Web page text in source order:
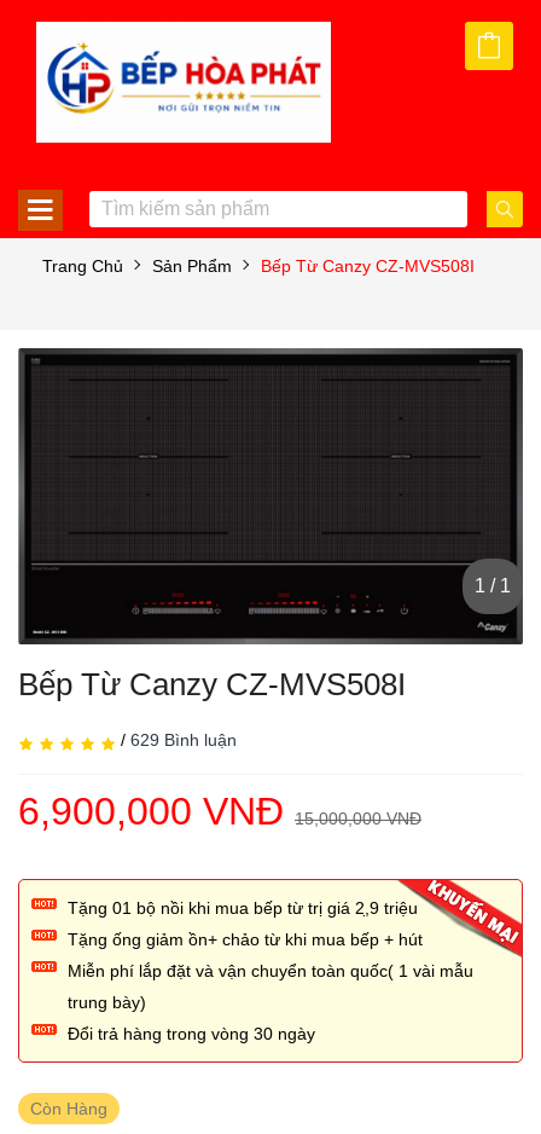
Trang Chủ Sản Phẩm Bếp Từ Canzy CZ-MVS508I
1 / 1
Bếp Từ Canzy CZ-MVS508I
/ 629 Bình luận
6,900,000 VNĐ 15,000,000 VNĐ
Tặng 01 bộ nồi khi mua bếp từ trị giá 2,̣9 triệu
Tặng ống giảm ồn+ chảo từ khi mua bếp + hút
Miễn phí lắp đặt và vận chuyển toàn quốc( 1 vài mẫu
trung bày)
Đổi trả hàng trong vòng 30 ngày
Còn Hàng